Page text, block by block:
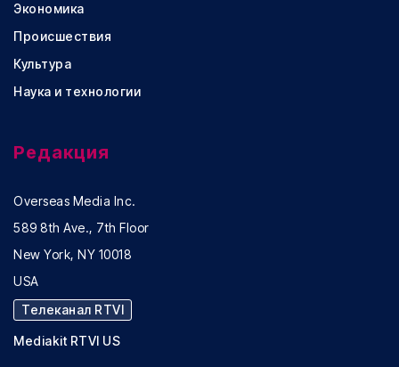
Экономика
Происшествия
Культура
Наука и технологии
Редакция
Overseas Media Inc.
589 8th Ave., 7th Floor
New York, NY 10018
USA
Телеканал RTVI
Mediakit RTVI US